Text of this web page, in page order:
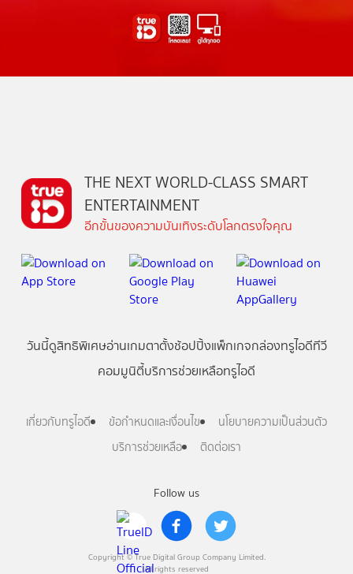
Follow us
Copyright © True Digital Group Company Limited.
All rights reserved
THE NEXT WORLD-CLASS SMART
ENTERTAINMENT
อีกขั้นของความบันเทิงระดับโลกตรงใจคุณ
วันนี้ดูสิทธิพิเศษอ่านเกมตาตั้งช้อปปิ้งแพ็กเกจกล่องทรูไอดีทีวี
คอมมูนิตี้บริการช่วยเหลือทรูไอดี
เกี่ยวกับทรูไอดี ข้อกำหนดและเงื่อนไข
นโยบายความเป็นส่วนตัว
บริการช่วยเหลือ
ติดต่อเรา